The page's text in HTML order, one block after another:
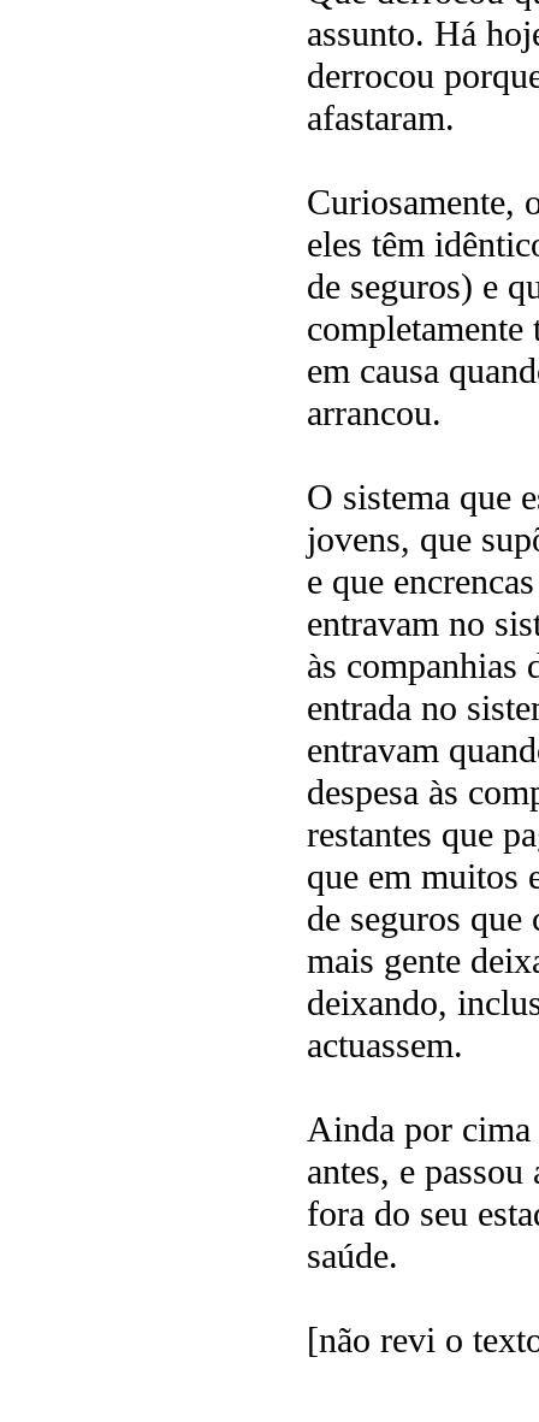
assunto. Há
derrocou
afastaram.
Curiosamente,
eles têm
de seguros) e
completamente
em causa
arrancou.
O sistema que
jovens, que
e que
entravam no
às companhias
entrada no
entravam
despesa às
restantes que
que em muitos
de seguros
mais gente
deixando,
actuassem.
Ainda por cima
antes, e
fora do seu
saúde.
[não revi o